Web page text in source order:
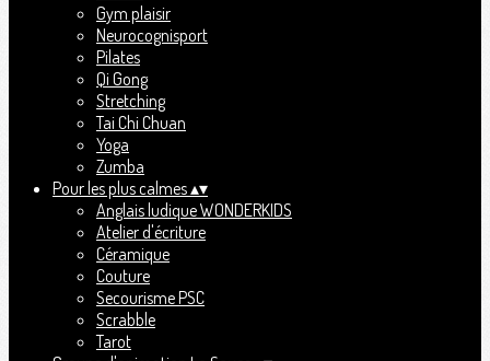
Gym plaisir
Neurocognisport
Pilates
Qi Gong
Stretching
Tai Chi Chuan
Yoga
Zumba
Pour les plus calmes▴▾
Anglais ludique WONDERKIDS
Atelier d'écriture
Céramique
Couture
Secourisme PSC
Scrabble
Tarot